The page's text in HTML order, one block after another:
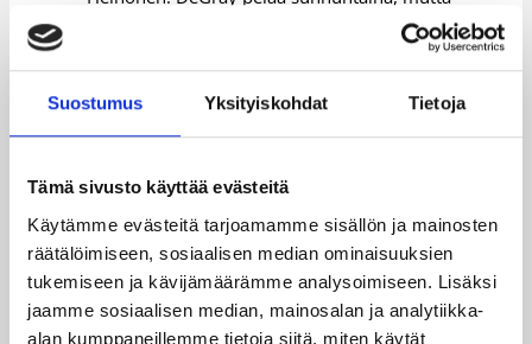
Suostumus Yksityiskohdat Tietoja
Tämä sivusto käyttää evästeitä
Käytämme evästeitä tarjoamamme sisällön ja mainosten
räätälöimiseen, sosiaalisen median ominaisuuksien
tukemiseen ja kävijämäärämme analysoimiseen. Lisäksi
jaamme sosiaalisen median, mainosalan ja analytiikka-
alan kumppaneillemme tietoja siitä, miten käytät
Heinosen tilanne pahempi. Mies on loukannut
selkänsä. KTP-valmentaja Eero Saarisen mukaan
Heinonen pelaa vielä PuHu-sarjassa, mutta millä
aikataululla, on kysymysmerkki.
KTP hävisi runkosarjan kevätkaudella vain kerran
voittanut eniten Suomen mestaruuksia eli neljä:
1993 ja 1994 (KTP) sekä 2001 ja 2002 (Honka).
Hän esiintyy nyt pudotuspeleissä 13.
peräkkäisenä kautena ja on 113 pudotuspelillään